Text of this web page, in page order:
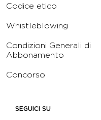
Codice etico
Whistleblowing
Condizioni Generali di
Abbonamento
Concorso
SEGUICI SU